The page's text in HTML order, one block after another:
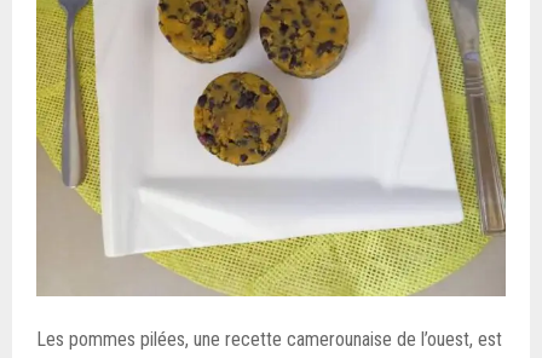
Les pommes pilées, une recette camerounaise de l’ouest, est